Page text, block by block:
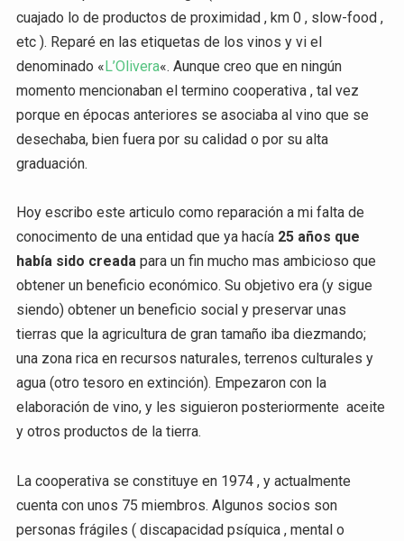
cuajado lo de productos de proximidad , km 0 , slow-food ,
etc ). Reparé en las etiquetas de los vinos y vi el
denominado « L’Olivera«. Aunque creo que en ningún
momento mencionaban el termino cooperativa , tal vez
porque en épocas anteriores se asociaba al vino que se
desechaba, bien fuera por su calidad o por su alta
graduación.
Hoy escribo este articulo como reparación a mi falta de
conocimento de una entidad que ya hacía 25 años que
había sido creadapara un fin mucho mas ambicioso que
obtener un beneficio económico. Su objetivo era (y sigue
siendo) obtener un beneficio social y preservar unas
tierras que la agricultura de gran tamaño iba diezmando;
una zona rica en recursos naturales, terrenos culturales y
agua (otro tesoro en extinción). Empezaron con la
elaboración de vino, y les siguieron posteriormente aceite
y otros productos de la tierra.
La cooperativa se constituye en 1974 , y actualmente
cuenta con unos 75 miembros. Algunos socios son
personas frágiles ( discapacidad psíquica , mental o